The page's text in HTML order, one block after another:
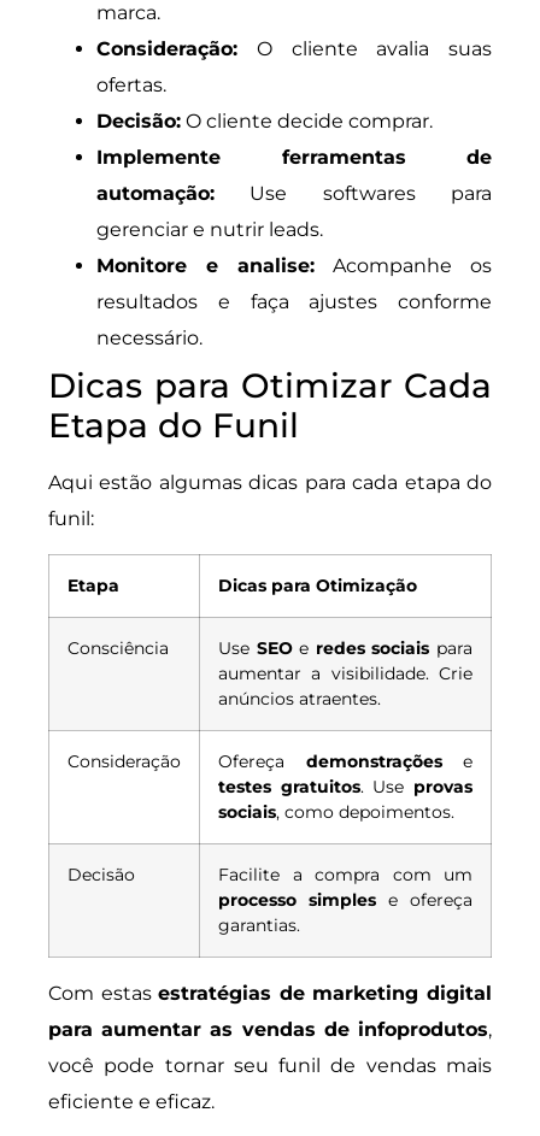
marca.
Consideração: O cliente avalia suas
ofertas.
Decisão: O cliente decide comprar.
Implemente ferramentas de
automação: Use softwares para
gerenciar e nutrir leads.
Monitore e analise: Acompanhe os
resultados e faça ajustes conforme
necessário.
Dicas para Otimizar Cada
Etapa do Funil
Aqui estão algumas dicas para cada etapa do
funil:
Etapa Dicas para Otimização
Consciência Use SEOe redes sociais para
aumentar a visibilidade. Crie
anúncios atraentes.
Consideração Ofereça demonstraçõese
testes gratuitos. Use provas
sociais, como depoimentos.
Decisão
Facilite a compra com um
processo simples e ofereça
garantias.
Com estasestratégias de marketing digital
para aumentar as vendas de infoprodutos,
você pode tornar seu funil de vendas mais
eficiente e eficaz.